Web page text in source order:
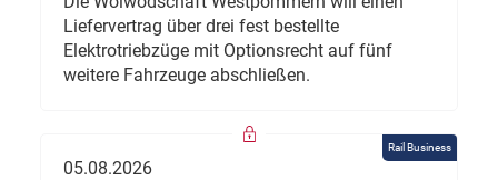
Liefervertrag über drei fest bestellte
Elektrotriebzüge mit Optionsrecht auf fünf
weitere Fahrzeuge abschließen.
Rail Business
05.08.2026